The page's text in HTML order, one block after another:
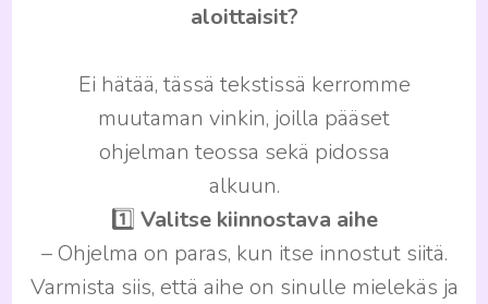
aloittaisit?
Ei hätää, tässä tekstissä kerromme
muutaman vinkin, joilla pääset
ohjelman teossa sekä pidossa
alkuun.
1️⃣ Valitse kiinnostava aihe
– Ohjelma on paras, kun itse innostut siitä.
Varmista siis, että aihe on sinulle mielekäs ja